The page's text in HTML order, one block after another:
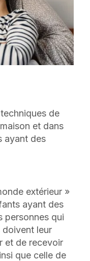
de
et dans
ayant des
extérieur »
ayant des
personnes qui
doivent leur
et de recevoir
que celle de